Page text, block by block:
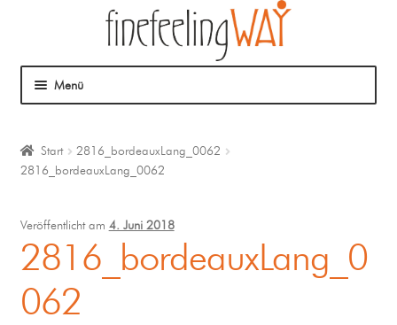
Menü
Mein Angebot
Coaching
Klangmassage
Start
2816_bordeauxLang_0062
2816_bordeauxLang_0062
Veröffentlicht am 4. Juni 2018
2816_bordeauxLang_0
062